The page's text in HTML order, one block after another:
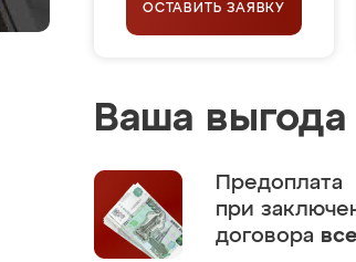
ОСТАВИТЬ ЗАЯВКУ
Ваша
Предоплата
при
договора